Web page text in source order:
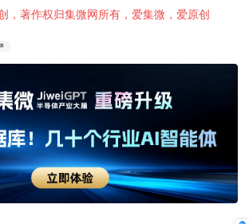
，著作权归集微网所有，爱集微，爱原创